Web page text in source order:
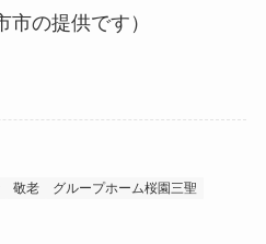
の提供です）
敬老
グループホーム桜園三聖